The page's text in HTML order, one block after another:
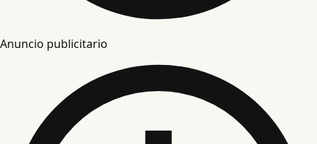
Anuncio publicitario